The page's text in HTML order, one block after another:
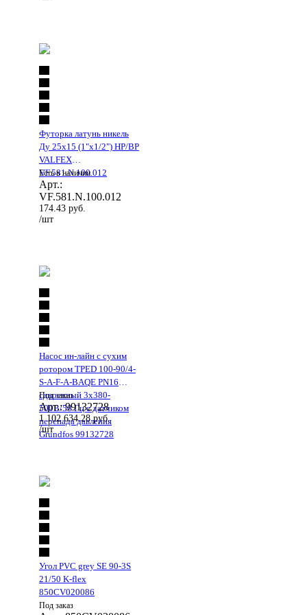
Футорка латунь никель
Ду 25х15 (1"х1/2") НР/ВР
VALFEX
VF.581.N.100.012
Есть в наличии
Арт.:
VF.581.N.100.012
174.43 руб.
/шт
Насос ин-лайн с сухим
ротором TPED 100-90/4-
S-A-F-A-BAQE PN16
сдвоенный 3х380-
500В/50 Гц c датчиком
перепада давления
Grundfos 99132728
Под заказ
Арт.: 99132728
1 102 634.28руб.
/шт
Угол PVC grey SE 90-3S
21/50 K-flex
850CV020086
Под заказ